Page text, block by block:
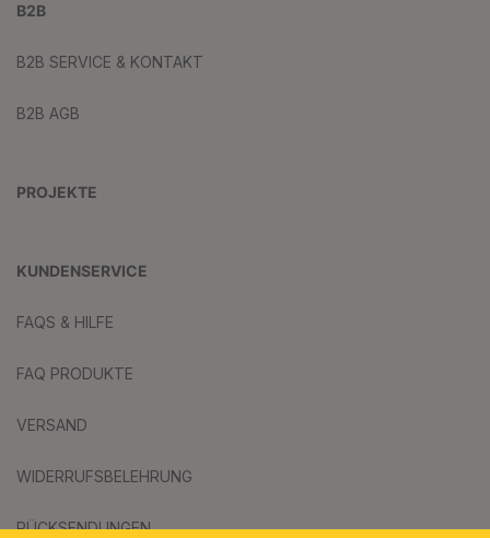
B2B
B2B SERVICE & KONTAKT
B2B AGB
PROJEKTE
KUNDENSERVICE
FAQS & HILFE
FAQ PRODUKTE
VERSAND
WIDERRUFSBELEHRUNG
RÜCKSENDUNGEN